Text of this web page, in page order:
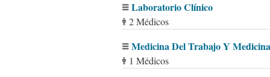
Laboratorio Clínico
2 Médicos
Medicina Del Trabajo Y
1 Médicos